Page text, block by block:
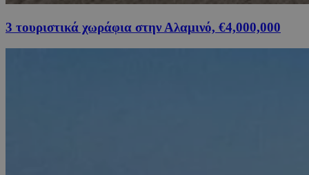
3 τουριστικά χωράφια στην Αλαμινό, €4,000,000